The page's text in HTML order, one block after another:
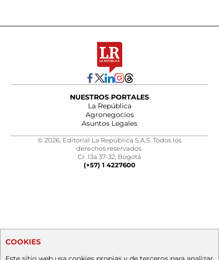
NUESTROS PORTALES
La República
Agronegocios
Asuntos Legales
© 2026, Editorial La República S.A.S. Todos los
derechos reservados.
Cr. 13a 37-32, Bogotá
(+57) 1 4227600
COOKIES